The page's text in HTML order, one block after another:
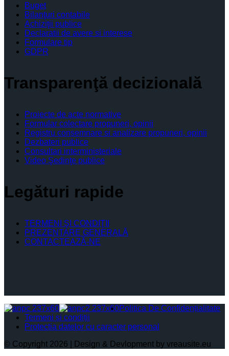
Buget
Bilanţuri contabile
Achiziţii publice
Declaratii de avere si interese
Formulare tip
GDPR
Transparenţă decizională
Proiecte de acte normative
Formular colectare propuneri, opinii
Registru consemnare si analizare propuneri, opinii
Dezbateri publice
Consultari interministeriale
Video Şedinţe publice
Legături rapide
TERMENI ŞI CONDIŢII
PREZENTARE GENERALĂ
CONTACTEAZĂ-NE
Politica De Confidențialitate
Termeni și condiții
Protectia datelor cu caracter personal
© Copyright 2026 | Design & Devlopment by vreausite.eu